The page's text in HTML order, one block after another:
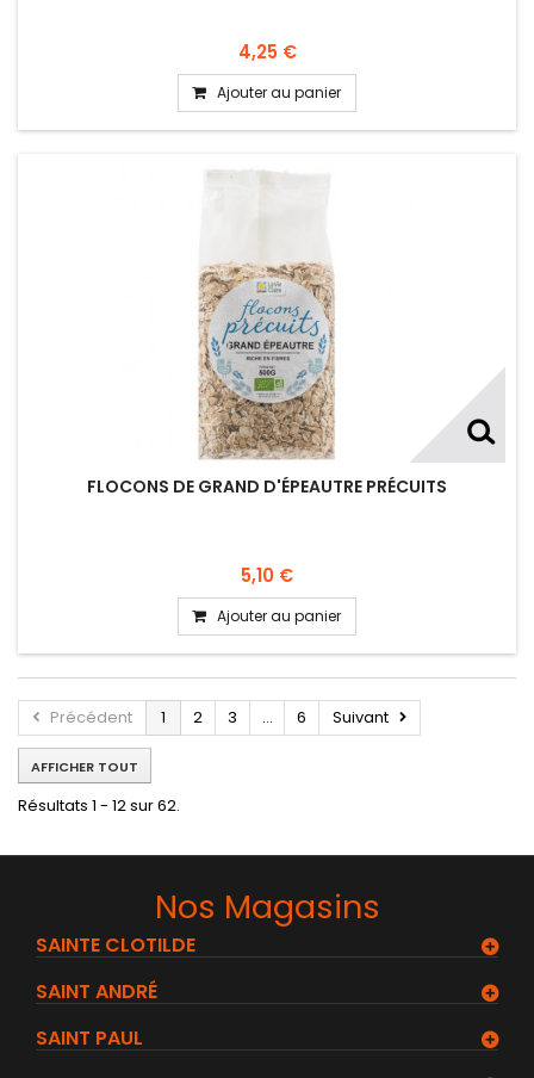
4,25 €
Ajouter au panier
FLOCONS DE GRAND D'ÉPEAUTRE PRÉCUITS
5,10 €
Ajouter au panier
Précédent 1 2 3 ... 6 Suivant
AFFICHER TOUT
Résultats 1 - 12 sur 62.
Nos Magasins
SAINTE CLOTILDE
SAINT ANDRÉ
SAINT PAUL